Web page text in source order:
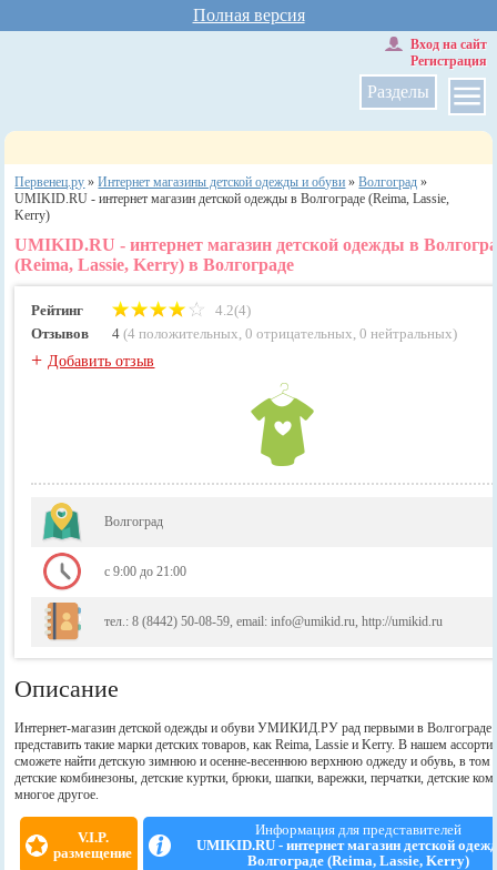
Полная версия
Разделы
Вход на сайт
Регистрация
Первенец.ру »Интернет магазины детской одежды и обуви »Волгоград »
UMIKID.RU - интернет магазин детской одежды в Волгограде (Reima, Lassie,
Kerry)
UMIKID.RU - интернет магазин детской одежды в
(Reima, Lassie, Kerry) в Волгограде
Рейтинг
4.2(4)
Отзывов
4 (4 положительных,0 отрицательных,0 нейтральных)
+Добавить отзыв
Волгоград
с 9:00 до 21:00
тел.: 8 (8442) 50-08-59, email: info@umikid.ru, http://umikid.ru
Описание
Интернет-магазин детской одежды и обуви УМИКИД.РУ рад первыми в Волгограде
представить такие марки детских товаров, как Reima, Lassie и Kerry. В нашем
сможете найти детскую зимнюю и осенне-весеннюю верхнюю оджеду и обувь, в том
детские комбинезоны, детские куртки, брюки, шапки, варежки, перчатки, детские
многое другое.
V.I.P.
размещение
Информация для представителей
UMIKID.RU - интернет магазин детской
Волгограде (Reima, Lassie, Kerry)